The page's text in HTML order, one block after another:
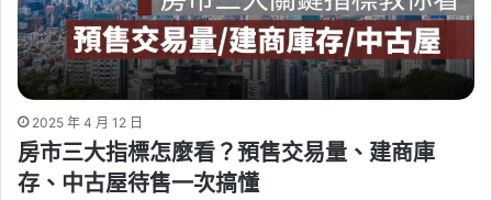
2025 年 4 月 12 日
房市三大指標怎麼看？預售交易量、建商庫
存、中古屋待售一次搞懂